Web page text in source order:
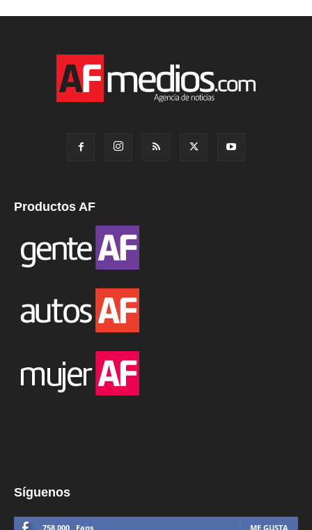
Productos AF
Síguenos
758,000 Fans ME GUSTA